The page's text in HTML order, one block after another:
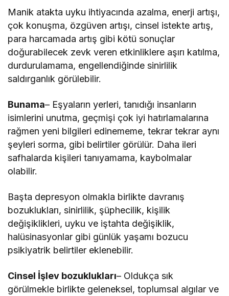
Manik atakta uyku ihtiyacında azalma, enerji artışı,
çok konuşma, özgüven artışı, cinsel istekte artış,
para harcamada artış gibi kötü sonuçlar
doğurabilecek zevk veren etkinliklere aşırı katılma,
durdurulamama, engellendiğinde sinirlilik
saldırganlık görülebilir.
Bunama– Eşyaların yerleri, tanıdığı insanların
isimlerini unutma, geçmişi çok iyi hatırlamalarına
rağmen yeni bilgileri edinememe, tekrar tekrar aynı
şeyleri sorma, gibi belirtiler görülür. Daha ileri
safhalarda kişileri tanıyamama, kaybolmalar
olabilir.
Başta depresyon olmakla birlikte davranış
bozuklukları, sinirlilik, şüphecilik, kişilik
değişiklikleri, uyku ve iştahta değişiklik,
halüsinasyonlar gibi günlük yaşamı bozucu
psikiyatrik belirtiler eklenebilir.
Cinsel İşlev bozuklukları– Oldukça sık
görülmekle birlikte geleneksel, toplumsal algılar ve